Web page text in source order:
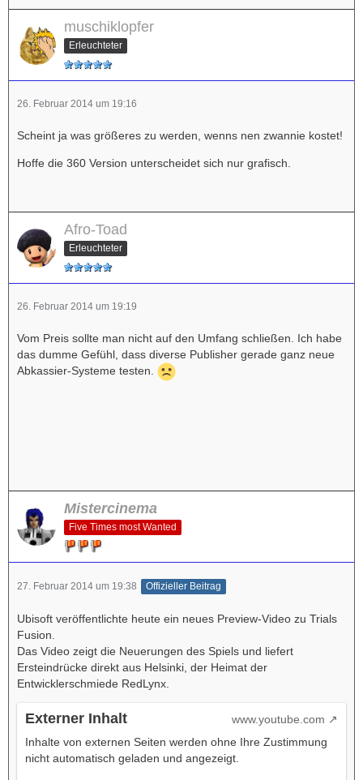
muschiklopfer
Erleuchteter
26. Februar 2014 um 19:16
Scheint ja was größeres zu werden, wenns nen zwannie kostet!
Hoffe die 360 Version unterscheidet sich nur grafisch.
Afro-Toad
Erleuchteter
26. Februar 2014 um 19:19
Vom Preis sollte man nicht auf den Umfang schließen. Ich habe
das dumme Gefühl, dass diverse Publisher gerade ganz neue
Abkassier-Systeme testen.
Mistercinema
Five Times most Wanted
27. Februar 2014 um 19:38 Offizieller Beitrag
Ubisoft veröffentlichte heute ein neues Preview-Video zu Trials
Fusion.
Das Video zeigt die Neuerungen des Spiels und liefert
Ersteindrücke direkt aus Helsinki, der Heimat der
Entwicklerschmiede RedLynx.
Externer Inhalt
www.youtube.com
Inhalte von externen Seiten werden ohne Ihre Zustimmung
nicht automatisch geladen und angezeigt.